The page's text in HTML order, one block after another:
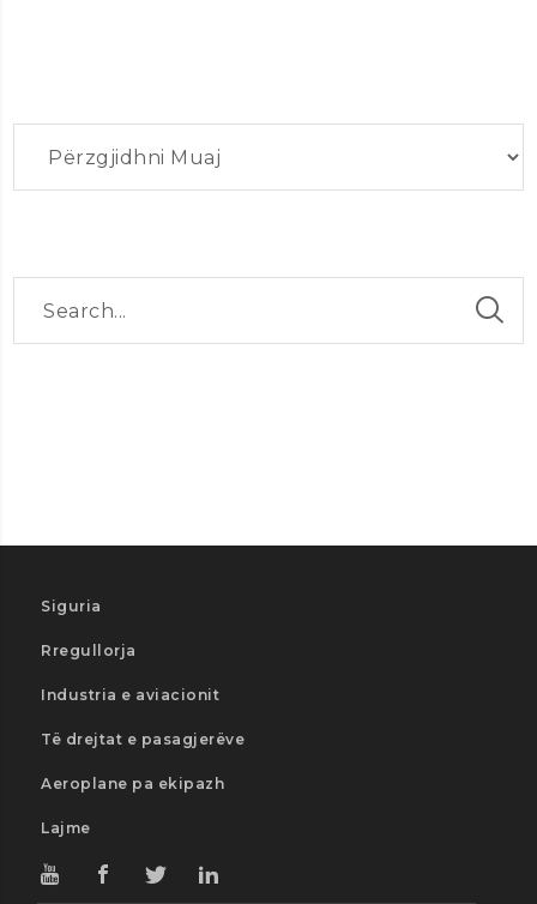
Siguria
Rregullorja
Industria e aviacionit
Të drejtat e pasagjerëve
Aeroplane pa ekipazh
Lajme